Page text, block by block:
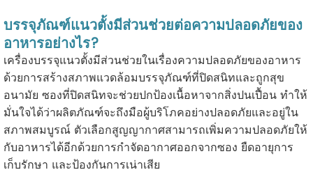
บรรจุภัณฑ์แนวตั้งมีส่วนช่วยต่อความปลอดภัยของ
อาหารอย่างไร?
เครื่องบรรจุแนวตั้งมีส่วนช่วยในเรื่องความปลอดภัยของอาหาร
ด้วยการสร้างสภาพแวดล้อมบรรจุภัณฑ์ที่ปิดสนิทและถูกสุข
อนามัย ซองที่ปิดสนิทจะช่วยปกป้องเนื้อหาจากสิ่งปนเปื้อน ทำให้
มั่นใจได้ว่าผลิตภัณฑ์จะถึงมือผู้บริโภคอย่างปลอดภัยและอยู่ใน
สภาพสมบูรณ์ ตัวเลือกสูญญากาศสามารถเพิ่มความปลอดภัยให้
กับอาหารได้อีกด้วยการกำจัดอากาศออกจากซอง ยืดอายุการ
เก็บรักษา และป้องกันการเน่าเสีย